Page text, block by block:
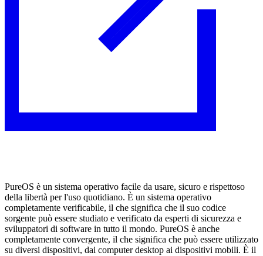
PureOS è un sistema operativo facile da usare, sicuro e rispettoso
della libertà per l'uso quotidiano. È un sistema operativo
completamente verificabile, il che significa che il suo codice
sorgente può essere studiato e verificato da esperti di sicurezza e
sviluppatori di software in tutto il mondo. PureOS è anche
completamente convergente, il che significa che può essere utilizzato
su diversi dispositivi, dai computer desktop ai dispositivi mobili. È il